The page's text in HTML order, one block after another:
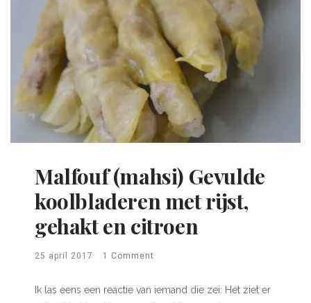
Malfouf (mahsi) Gevulde
koolbladeren met rijst,
gehakt en citroen
25 april 2017 1 Comment
Ik las eens een reactie van iemand die zei: Het ziet er